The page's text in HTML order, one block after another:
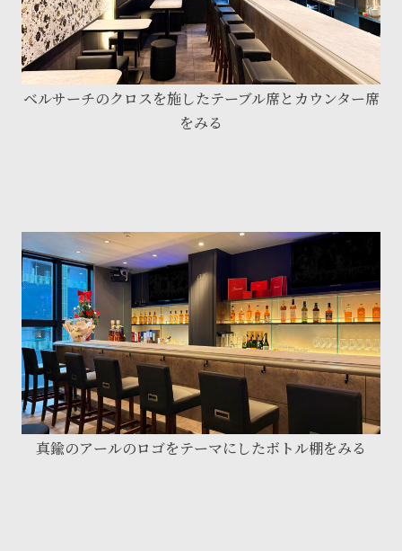
ベルサーチのクロスを施したテーブル席とカウンター席
をみる
真鍮のアールのロゴをテーマにしたボトル棚をみる